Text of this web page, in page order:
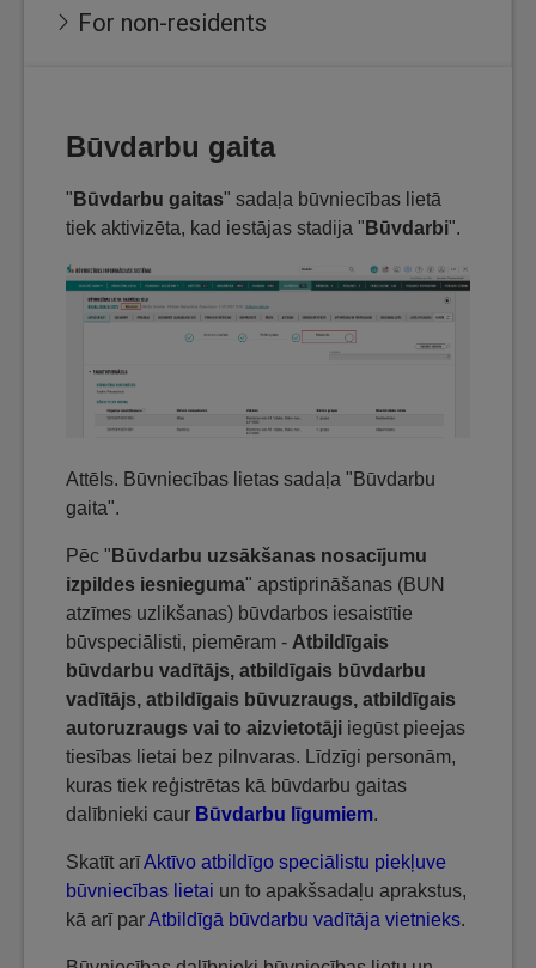
For non-residents
Būvdarbu gaita
" Būvdarbu gaitas" sadaļa būvniecības lietā
tiek aktivizēta, kad iestājas stadija " Būvdarbi".
Attēls. Būvniecības lietas sadaļa "Būvdarbu
gaita".
Pēc " Būvdarbu uzsākšanas nosacījumu
izpildes iesnieguma" apstiprināšanas (BUN
atzīmes uzlikšanas) būvdarbos iesaistītie
būvspeciālisti, piemēram - Atbildīgais
būvdarbu vadītājs, atbildīgais būvdarbu
vadītājs, atbildīgais būvuzraugs, atbildīgais
autoruzraugs vai to aizvietotāji iegūst pieejas
tiesības lietai bez pilnvaras. Līdzīgi personām,
kuras tiek reģistrētas kā būvdarbu gaitas
dalībnieki caur Būvdarbu līgumiem.
Skatīt arīAktīvo atbildīgo speciālistu piekļuve
būvniecības lietai un to apakšsadaļu aprakstus,
kā arī parAtbildīgā būvdarbu vadītāja vietnieks.